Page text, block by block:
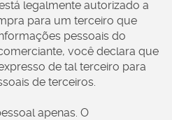
legalmente autorizado a
para um terceiro que
pessoais do
você declara que
de tal terceiro para
de terceiros.
apenas. O